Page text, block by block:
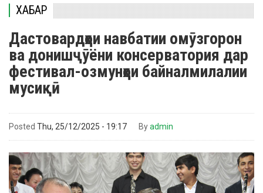
ХАБАР
Дастовардҳои навбатии омӯзгорон
ва донишҷӯёни консерватория дар
фестивал-озмунҳои байналмилалии
мусиқӣ
Posted Thu, 25/12/2025 - 19:17 Byadmin